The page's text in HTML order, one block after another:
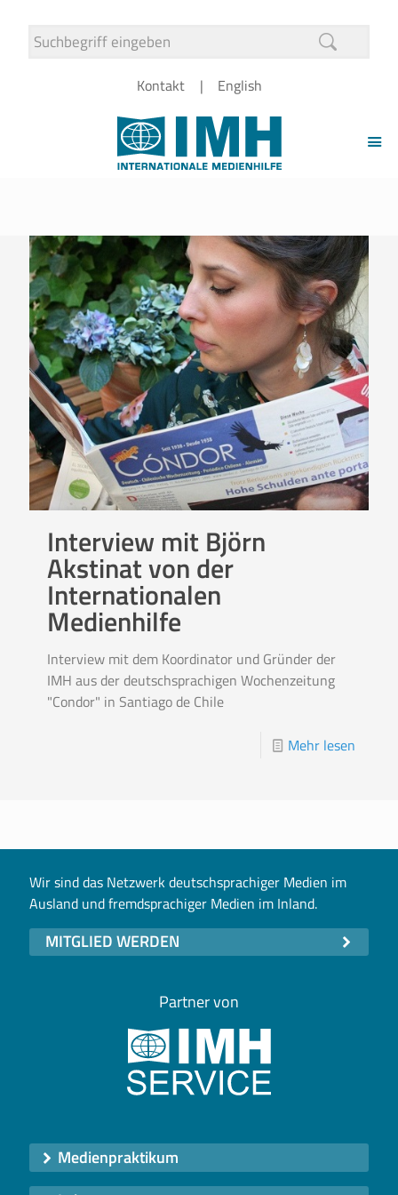
Kontakt English
Interview mit Björn
Akstinat von der
Internationalen
Medienhilfe
Interview mit dem Koordinator und Gründer der
IMH aus der deutschsprachigen Wochenzeitung
"Condor" in Santiago de Chile
Mehr lesen
Wir sind das Netzwerk deutschsprachiger Medien im
Ausland und fremdsprachiger Medien im Inland.
MITGLIED WERDEN
Partner von
Medienpraktikum